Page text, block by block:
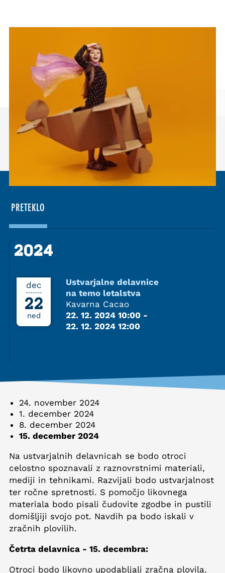
PRETEKLO
2024
2024
dec
22
ned
Ustvarjalne delavnice
na temo letalstva
Kavarna Cacao
22. 12. 2024 10:00 -
22. 12. 2024 12:00
24. november 2024
1. december 2024
8. december 2024
15. december 2024
Na ustvarjalnih delavnicah se bodo otroci
celostno spoznavali z raznovrstnimi materiali,
mediji in tehnikami. Razvijali bodo ustvarjalnost
ter ročne spretnosti. S pomočjo likovnega
materiala bodo pisali čudovite zgodbe in pustili
domišljiji svojo pot. Navdih pa bodo iskali v
zračnih plovilih.
Četrta delavnica - 15. decembra:
Otroci bodo likovno upodabljali zračna plovila.